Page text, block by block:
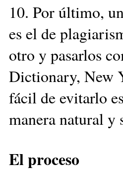
10. Por último,
es el de
otro y pasarlos
Dictionary, New
fácil de evitarlo
manera natural
El proceso